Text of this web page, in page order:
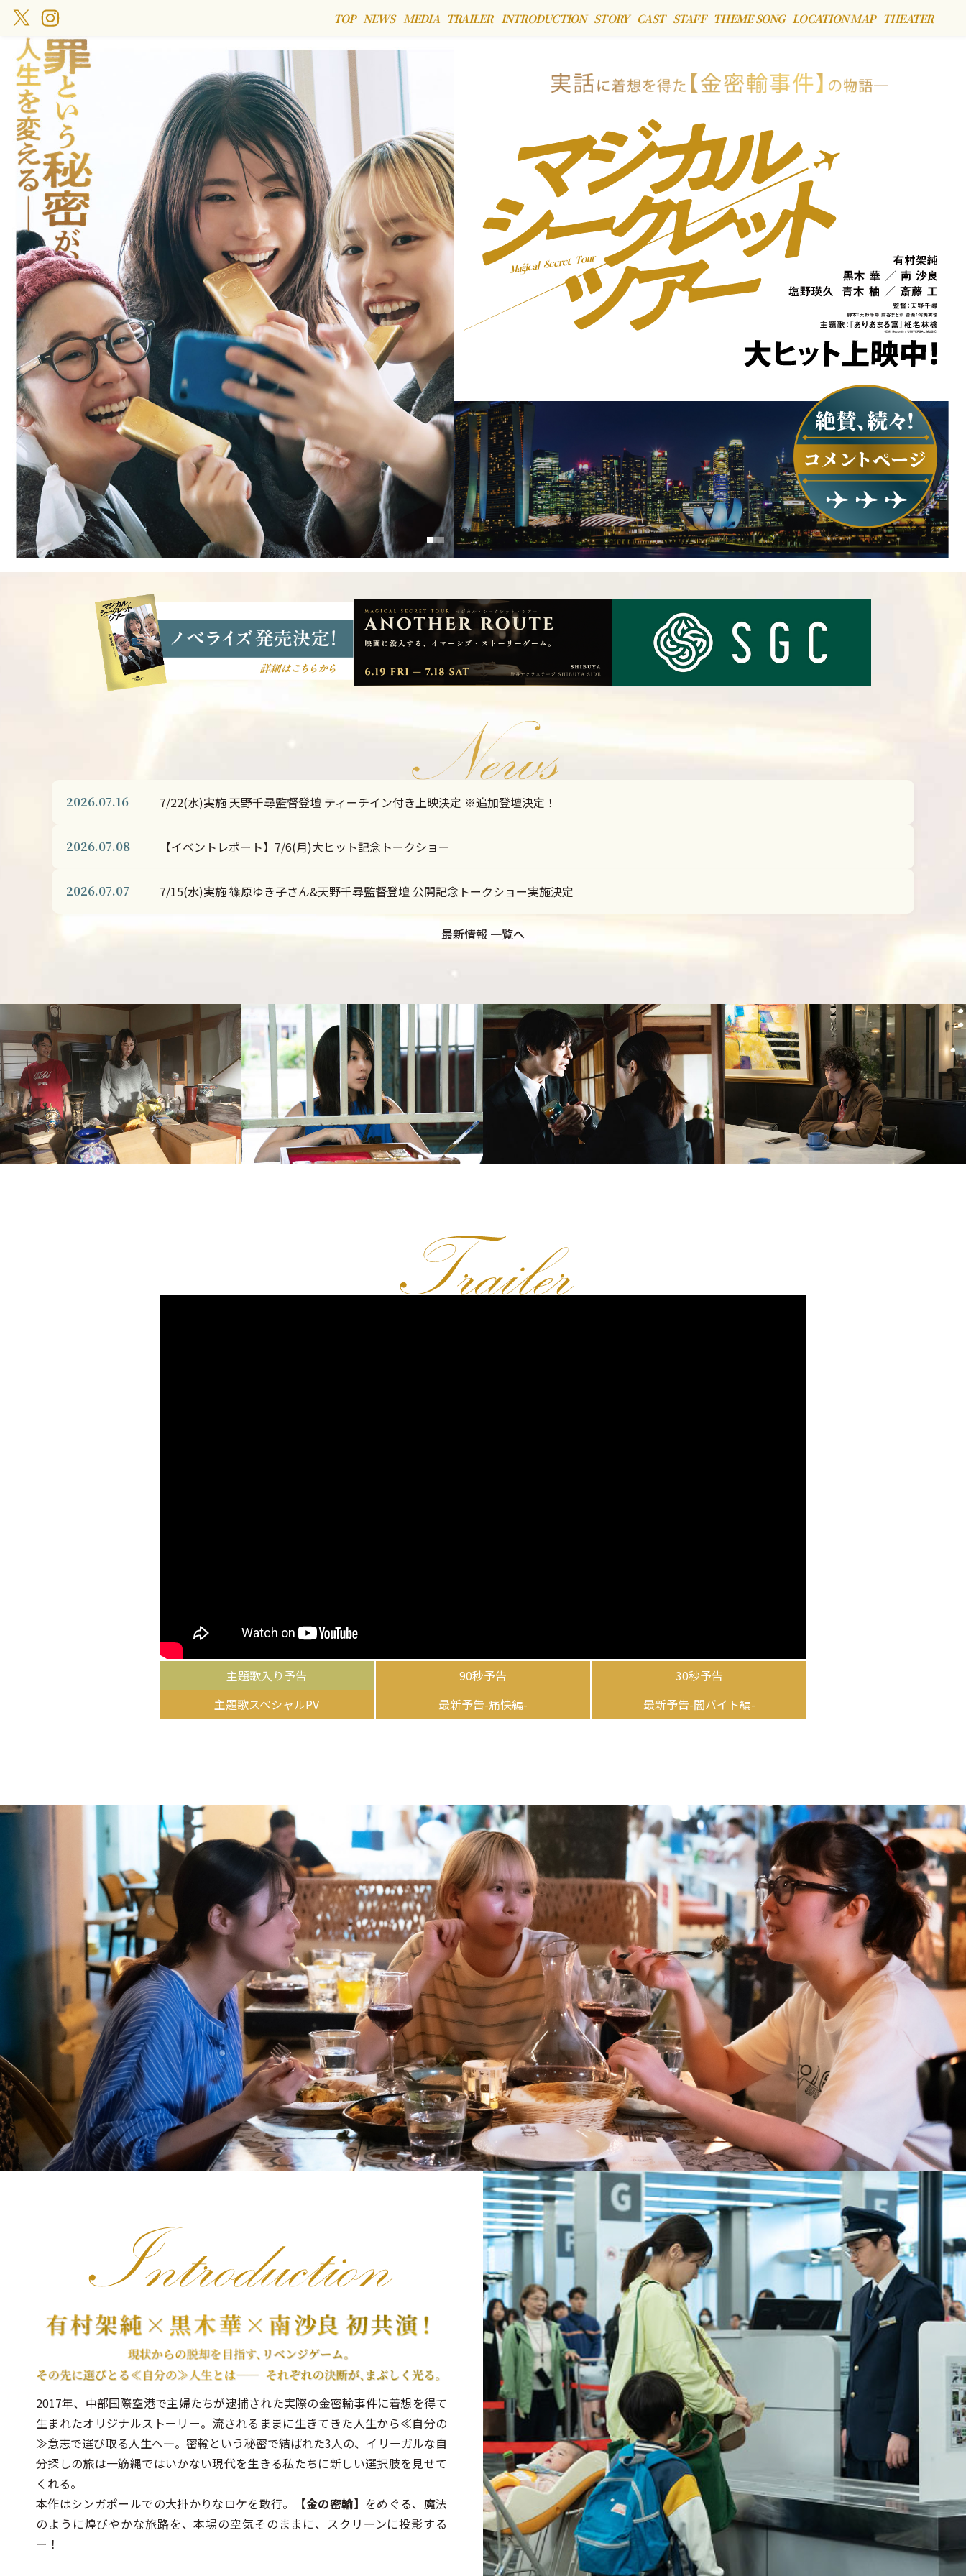
TOP NEWS MEDIA TRAILER INTRODUCTION STORY CAST STAFF THEME SONG LOCATION MAP THEATER
2026.07.16 7/22(水)実施 天野千尋監督登壇 ティーチイン付き上映決定 ※追加登壇決定！
2026.07.08 【イベントレポート】7/6(月)大ヒット記念トークショー
2026.07.07 7/15(水)実施 篠原ゆき子さん&天野千尋監督登壇 公開記念トークショー実施決定
最新情報 一覧へ
主題歌入り予告 90秒予告
30秒予告
主題歌スペシャルPV
最新予告-痛快編- 最新予告-闇バイト編-
2017年、中部国際空港で主婦たちが逮捕された実際の金密輸事件に着想を得て
生まれたオリジナルストーリー。流されるままに生きてきた人生から≪自分の
≫意志で選び取る人生へ―。密輸という秘密で結ばれた3人の、イリーガルな自
分探しの旅は一筋縄ではいかない現代を生きる私たちに新しい選択肢を見せて
くれる。
本作はシンガポールでの大掛かりなロケを敢行。
【金の密輸】 をめぐる、魔法
のように煌びやかな旅路を、本場の空気そのままに、スクリーンに投影する
ー！